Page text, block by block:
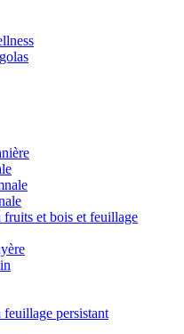
et bois et feuillage
persistant